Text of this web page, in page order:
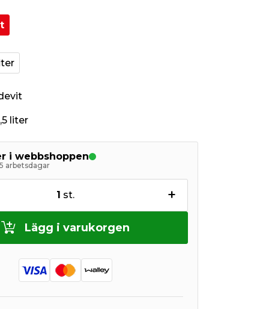
liter
i webbshoppen
arbetsdagar
1 st. +
Lägg i varukorgen